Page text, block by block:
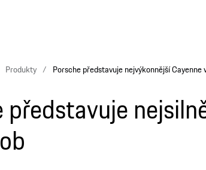
Produkty Porsche představuje nejvýkonnější Cayenne
představuje